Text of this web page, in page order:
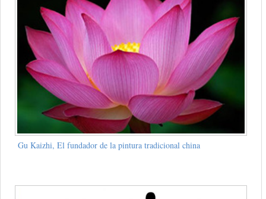
Gu Kaizhi, El fundador de la pintura tradicional china